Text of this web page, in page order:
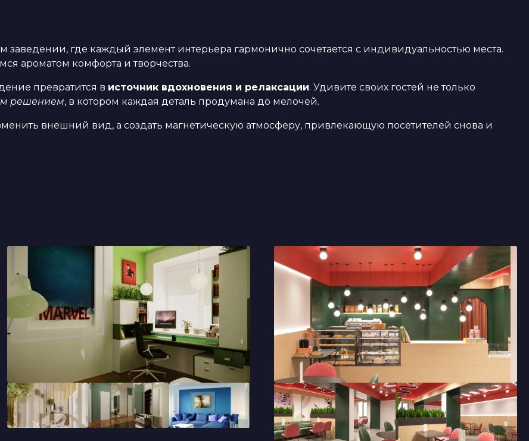
где каждый элемент интерьера гармонично сочетается с индивидуальностью места.
ароматом комфорта и творчества.
превратится в источник вдохновения и релаксации. Удивите своих гостей не только
решением, в котором каждая деталь продумана до мелочей.
внешний вид, а создать магнетическую атмосферу, привлекающую посетителей снова и